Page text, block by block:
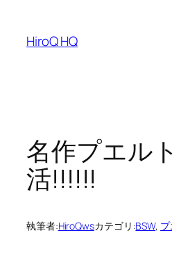
HiroQ HQ
名作プエル
活!!!!!!
執筆者:HiroQwsカテゴリ:BSW,